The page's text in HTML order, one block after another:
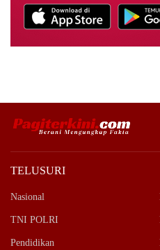
TELUSURI
Nasional
TNI POLRI
Pendidikan